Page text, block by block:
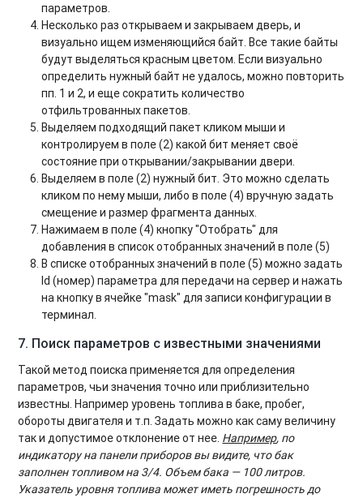
параметров.
Несколько раз открываем и закрываем дверь, и
визуально ищем изменяющийся байт. Все такие байты
будут выделяться красным цветом. Если визуально
определить нужный байт не удалось, можно повторить
пп. 1 и 2, и еще сократить количество
отфильтрованных пакетов.
Выделяем подходящий пакет кликом мыши и
контролируем в поле (2) какой бит меняет своё
состояние при открывании/закрывании двери.
Выделяем в поле (2) нужный бит. Это можно сделать
кликом по нему мыши, либо в поле (4) вручную задать
смещение и размер фрагмента данных.
Нажимаем в поле (4) кнопку "Отобрать" для
добавления в список отобранных значений в поле (5)
В списке отобранных значений в поле (5) можно задать
Id (номер) параметра для передачи на сервер и нажать
на кнопку в ячейке "mask" для записи конфигурации в
терминал.
7. Поиск параметров с известными значениями
Такой метод поиска применяется для определения
параметров, чьи значения точно или приблизительно
известны. Например уровень топлива в баке, пробег,
обороты двигателя и т.п. Задать можно как саму величину
так и допустимое отклонение от нее. Например, по
индикатору на панели приборов вы видите, что бак
заполнен топливом на 3/4. Объем бака — 100 литров.
Указатель уровня топлива может иметь погрешность до